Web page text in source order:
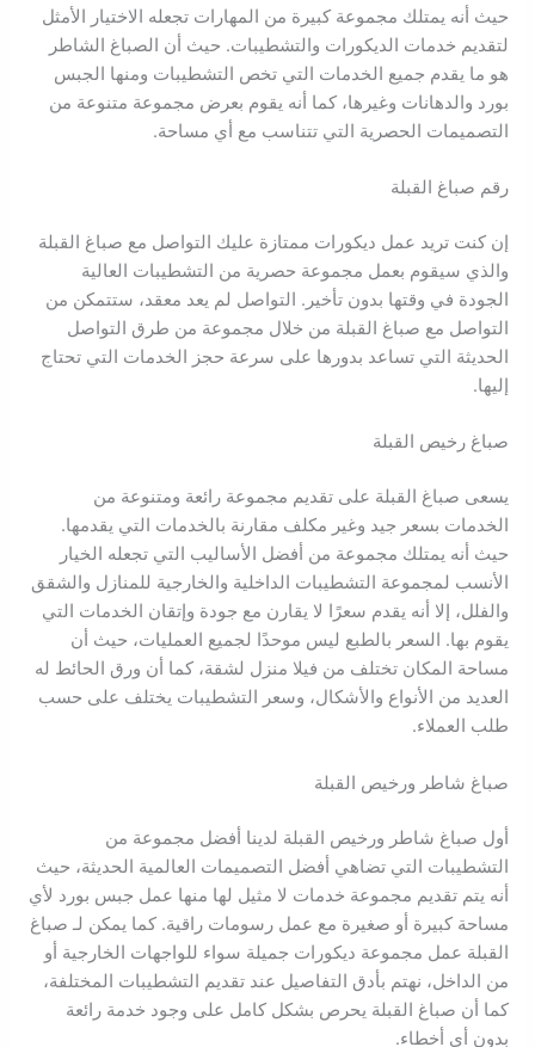
حيث أنه يمتلك مجموعة كبيرة من المهارات تجعله الاختيار الأمثل
لتقديم خدمات الديكورات والتشطيبات. حيث أن الصباغ الشاطر
هو ما يقدم جميع الخدمات التي تخص التشطيبات ومنها الجبس
بورد والدهانات وغيرها، كما أنه يقوم بعرض مجموعة متنوعة من
التصميمات الحصرية التي تتناسب مع أي مساحة.
رقم صباغ القبلة
إن كنت تريد عمل ديكورات ممتازة عليك التواصل مع صباغ القبلة
والذي سيقوم بعمل مجموعة حصرية من التشطيبات العالية
الجودة في وقتها بدون تأخير. التواصل لم يعد معقد، ستتمكن من
التواصل مع صباغ القبلة من خلال مجموعة من طرق التواصل
الحديثة التي تساعد بدورها على سرعة حجز الخدمات التي تحتاج
إليها.
صباغ رخيص القبلة
يسعى صباغ القبلة على تقديم مجموعة رائعة ومتنوعة من
الخدمات بسعر جيد وغير مكلف مقارنة بالخدمات التي يقدمها.
حيث أنه يمتلك مجموعة من أفضل الأساليب التي تجعله الخيار
الأنسب لمجموعة التشطيبات الداخلية والخارجية للمنازل والشقق
والفلل، إلا أنه يقدم سعرًا لا يقارن مع جودة وإتقان الخدمات التي
يقوم بها. السعر بالطبع ليس موحدًا لجميع العمليات، حيث أن
مساحة المكان تختلف من فيلا منزل لشقة، كما أن ورق الحائط له
العديد من الأنواع والأشكال، وسعر التشطيبات يختلف على حسب
طلب العملاء.
صباغ شاطر ورخيص القبلة
أول صباغ شاطر ورخيص القبلة لدينا أفضل مجموعة من
التشطيبات التي تضاهي أفضل التصميمات العالمية الحديثة، حيث
أنه يتم تقديم مجموعة خدمات لا مثيل لها منها عمل جبس بورد لأي
مساحة كبيرة أو صغيرة مع عمل رسومات راقية. كما يمكن لـ صباغ
القبلة عمل مجموعة ديكورات جميلة سواء للواجهات الخارجية أو
من الداخل، نهتم بأدق التفاصيل عند تقديم التشطيبات المختلفة،
كما أن صباغ القبلة يحرص بشكل كامل على وجود خدمة رائعة
بدون أي أخطاء.